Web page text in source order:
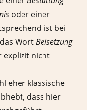
oder einer
ist bei
WortBeisetzung
explizit nicht
eher klassische
dass hier